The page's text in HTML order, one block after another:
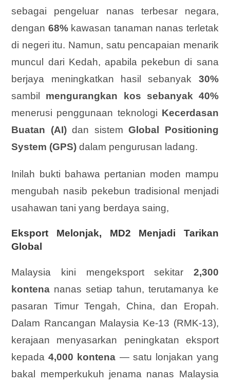
sebagai pengeluar nanas terbesar negara,
dengan 68%kawasan tanaman nanas terletak
di negeri itu. Namun, satu pencapaian menarik
muncul dari Kedah, apabila pekebun di sana
berjaya meningkatkan hasil sebanyak 30%
sambil mengurangkan kos sebanyak 40%
menerusi penggunaan teknologi Kecerdasan
Buatan (AI)dan sistemGlobal Positioning
System (GPS) dalam pengurusan ladang.
Inilah bukti bahawa pertanian moden mampu
mengubah nasib pekebun tradisional menjadi
usahawan tani yang berdaya saing,
Eksport Melonjak, MD2 Menjadi Tarikan
Global
Malaysia kini mengeksport sekitar 2,300
kontena nanas setiap tahun, terutamanya ke
pasaran Timur Tengah, China, dan Eropah.
Dalam Rancangan Malaysia Ke-13 (RMK-13),
kerajaan menyasarkan peningkatan eksport
kepada4,000 kontena — satu lonjakan yang
bakal memperkukuh jenama nanas Malaysia